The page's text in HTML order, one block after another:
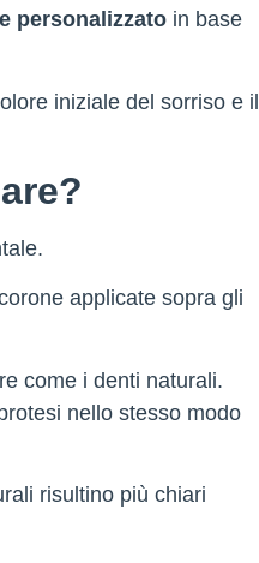
personalizzato in base
iniziale del sorriso e il
applicate sopra gli
come i denti naturali.
nello stesso modo
risultino più chiari